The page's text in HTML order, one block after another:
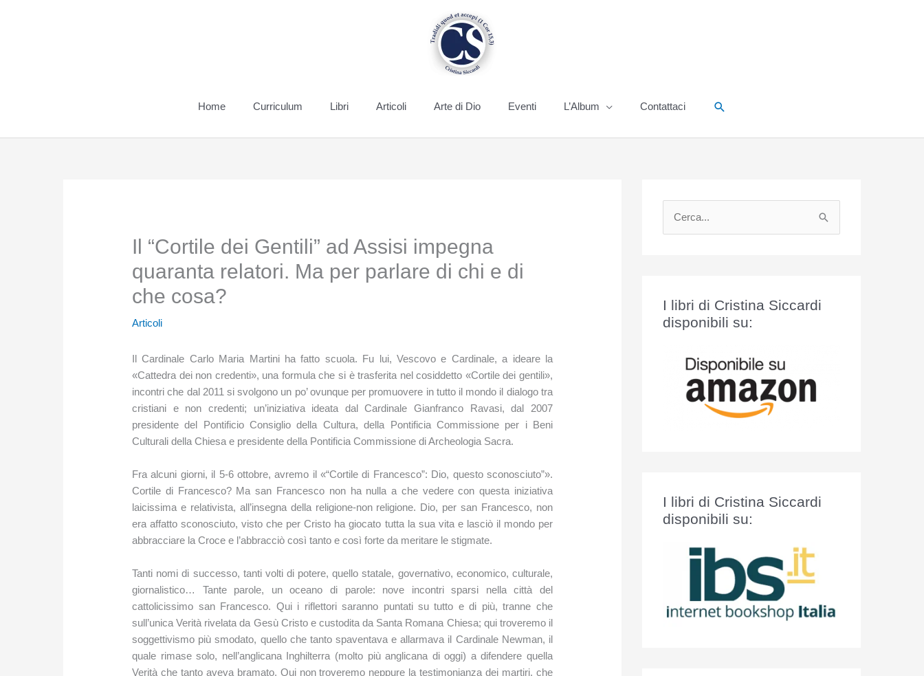
Home Curriculum Libri Articoli Arte di Dio Eventi L’Album Contattaci Cerca
Il “Cortile dei Gentili” ad Assisi impegna
quaranta relatori. Ma per parlare di chi e di
che cosa?
Articoli
Il Cardinale Carlo Maria Martini ha fatto scuola. Fu lui, Vescovo e Cardinale, a ideare la
«Cattedra dei non credenti», una formula che si è trasferita nel cosiddetto «Cortile dei gentili»,
incontri che dal 2011 si svolgono un po’ ovunque per promuovere in tutto il mondo il dialogo tra
cristiani e non credenti; un’iniziativa ideata dal Cardinale Gianfranco Ravasi, dal 2007
presidente del Pontificio Consiglio della Cultura, della Pontificia Commissione per i Beni
Culturali della Chiesa e presidente della Pontificia Commissione di Archeologia Sacra.
Fra alcuni giorni, il 5-6 ottobre, avremo il «“Cortile di Francesco”: Dio, questo sconosciuto”».
Cortile di Francesco? Ma san Francesco non ha nulla a che vedere con questa iniziativa
laicissima e relativista, all’insegna della religione-non religione. Dio, per san Francesco, non
era affatto sconosciuto, visto che per Cristo ha giocato tutta la sua vita e lasciò il mondo per
abbracciare la Croce e l’abbracciò così tanto e così forte da meritare le stigmate.
Tanti nomi di successo, tanti volti di potere, quello statale, governativo, economico, culturale,
giornalistico… Tante parole, un oceano di parole: nove incontri sparsi nella città del
cattolicissimo san Francesco. Qui i riflettori saranno puntati su tutto e di più, tranne che
sull’unica Verità rivelata da Gesù Cristo e custodita da Santa Romana Chiesa; qui troveremo il
soggettivismo più smodato, quello che tanto spaventava e allarmava il Cardinale Newman, il
quale rimase solo, nell’anglicana Inghilterra (molto più anglicana di oggi) a difendere quella
Verità che tanto aveva bramato. Qui non troveremo neppure la testimonianza dei martiri, che
:I libri di Cristina Siccardi
disponibili su:
I libri di Cristina Siccardi
disponibili su: